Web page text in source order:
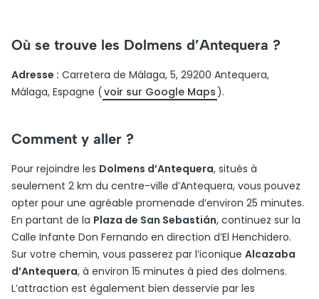
Où se trouve les Dolmens d’Antequera ?
Adresse : Carretera de Málaga, 5, 29200 Antequera,
Málaga, Espagne (voir sur Google Maps ).
Comment y aller ?
Pour rejoindre les Dolmens d’Antequera, situés à
seulement 2 km du centre-ville d’Antequera, vous pouvez
opter pour une agréable promenade d’environ 25 minutes.
En partant de la Plaza de San Sebastián, continuez sur la
Calle Infante Don Fernando en direction d’El Henchidero.
Sur votre chemin, vous passerez par l’iconique Alcazaba
d’Antequera, à environ 15 minutes à pied des dolmens.
L’attraction est également bien desservie par les